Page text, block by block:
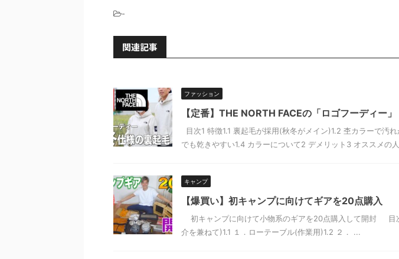
-
関連記事
ファッション
【定番】THE NORTH FACEの「ロゴフーディー」
目次1 特徴1.1 裏起毛が採用(秋冬がメイン)1.2 杢カラーで汚
でも乾きやすい1.4 カラーについて2 デメリット3 オススメの
キャンプ
【爆買い】初キャンプに向けてギアを20点購入
初キャンプに向けて小物系のギアを20点購入して開封 目
介を兼ねて)1.1 １．ローテーブル(作業用)1.2 ２． ...